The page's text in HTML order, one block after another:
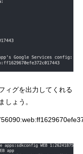
ィグを出力してくれる
しょう。